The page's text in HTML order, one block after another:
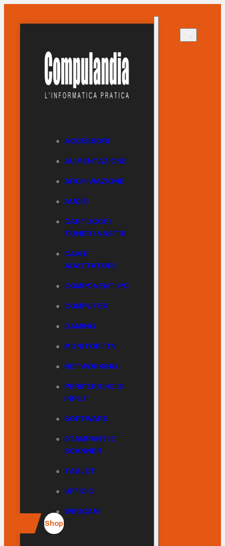
ACCESSORI
ALIMENTAZIONE
ARCHIVIAZIONE
AUDIO
CARTUCCE /
TONER / NASTRI
CAVI E
ADATTATORI
COMPONENTI PC
COMPUTER
GAMING
MONITOR / TV
NETWORKING
PERIFERICHE DI
INPUT
SOFTWARE
STAMPANTI E
SCANNER
TABLET
UFFICIO
WEBCAM
Shop